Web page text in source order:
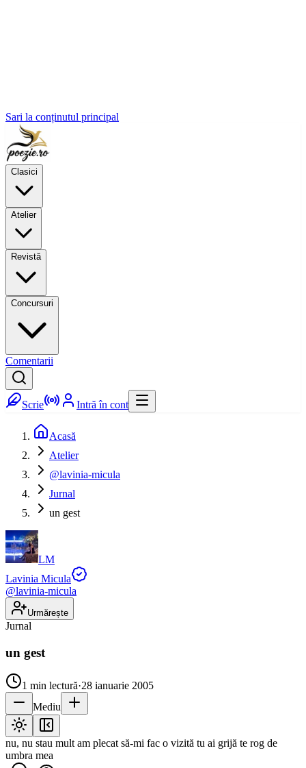
Sari la conținutul principal
Clasici
Atelier
Revistă
Concursuri
Comentarii
Scrie Intră în cont
Acasă
Atelier
@lavinia-micula
Jurnal
un gest
LM
Lavinia Micula
@lavinia-micula
Urmărește
Jurnal
un gest
1 min lectură·28 ianuarie 2005
Mediu
nu, nu stau mult am plecat să-mi fac o vizită tu ai grijă te rog de
umbra mea